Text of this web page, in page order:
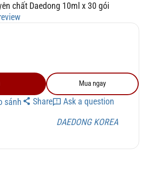
chất Daedong 10ml x 30 gói
Mua ngay
sánh Share Ask a question
DAEDONG KOREA